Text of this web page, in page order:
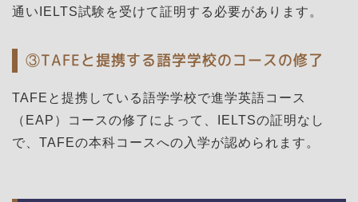
通いIELTS試験を受けて証明する必要があります。
③TAFEと提携する語学学校のコースの修了
TAFEと提携している語学学校で進学英語コース
（EAP）コースの修了によって、IELTSの証明なし
で、TAFEの本科コースへの入学が認められます。